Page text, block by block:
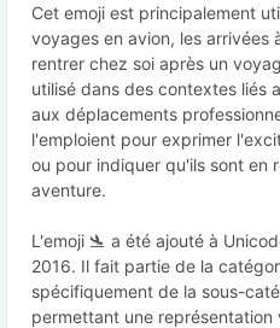
Cet emoji est principalement
voyages en avion, les arrivées
rentrer chez soi après un
utilisé dans des contextes liés
aux déplacements
l'emploient pour exprimer
ou pour indiquer qu'ils sont en
aventure.
L'emoji 🛬 a été ajouté à
2016. Il fait partie de la
spécifiquement de la sous-
permettant une